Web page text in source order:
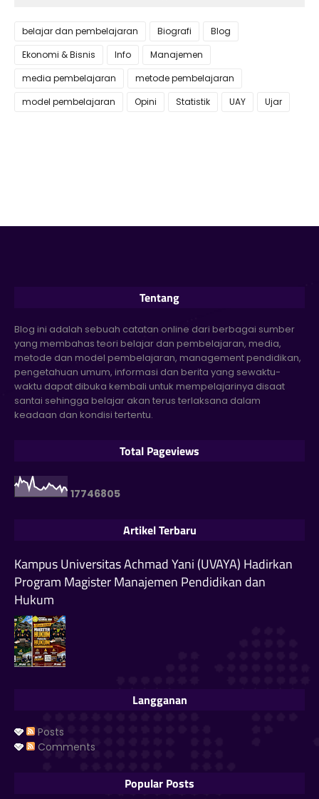
belajar dan pembelajaran Biografi
Blog
Ekonomi & Bisnis
Info
Manajemen
media pembelajaran
metode pembelajaran
model pembelajaran
Opini Statistik UAY Ujar
Tentang
Blog ini adalah sebuah catatan online dari berbagai sumber
yang membahas teori belajar dan pembelajaran, media,
metode dan model pembelajaran, management pendidikan,
pengetahuan umum, informasi dan berita yang sewaktu-
waktu dapat dibuka kembali untuk mempelajarinya disaat
santai sehingga belajar akan terus terlaksana dalam
keadaan dan kondisi tertentu.
Total Pageviews
17746805
Artikel Terbaru
Kampus Universitas Achmad Yani (UVAYA) Hadirkan
Program Magister Manajemen Pendidikan dan
Hukum
Langganan
Posts
Comments
Popular Posts